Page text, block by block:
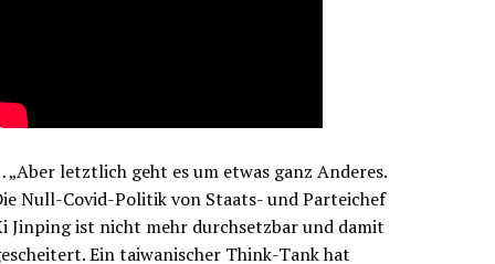
„Aber letztlich geht es um etwas ganz Anderes.
Null-Covid-Politik von Staats- und Parteichef
Jinping ist nicht mehr durchsetzbar und damit
Ein taiwanischer Think-Tank hat